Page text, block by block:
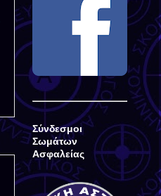
Σύνδεσμοι
Σωμάτων
Ασφαλείας